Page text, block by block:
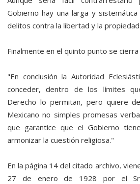
Gobierno hay una larga y
delitos contra la libertad y la
Finalmente en el quinto punto se
"En conclusión la Autoridad
conceder, dentro de los límites
Derecho lo permitan, pero quiere
Mexicano no simples promesas
que garantice que el Gobierno
armonizar la cuestión religiosa."
En la página 14 del citado archivo,
27 de enero de 1928 por el Sr.